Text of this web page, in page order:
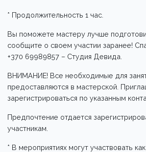
* Продолжительность 1 час.
Вы поможете мастеру лучше
сообщите о своем участии заранее!
+370 69989857 – Студия Девида.
ВНИМАНИЕ! Все необходимые для
предоставляются в мастерской.
зарегистрироваться по указанным
Предпочтение отдается
участникам.
* В мероприятиях могут участвовать